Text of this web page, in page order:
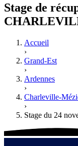
Stage de
Accueil
›
Grand-Est
›
Ardennes
›
Charleville-
›
Stage du 24